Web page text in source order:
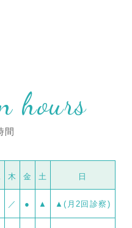
間
hours
木 金 土 日
／ ● ▲ ▲(月2回診察)